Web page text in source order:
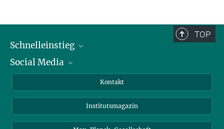
TOP
Schnelleinstieg
Alumni
Fördernde
Social Media
Bluesky
Facebook
Kontakt
Institutsmagazin